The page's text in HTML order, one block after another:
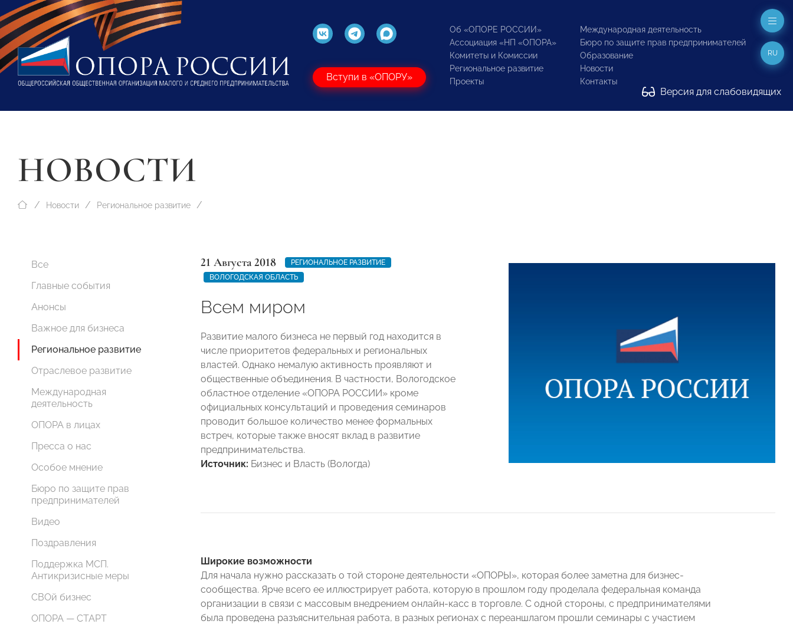
Вступи в «ОПОРУ»
Об «ОПОРЕ РОССИИ»
Ассоциация «НП «ОПОРА»
Комитеты и Комиссии
Региональное развитие
Проекты
Международная деятельность
Бюро по защите прав предпринимателей
Образование
Новости
Контакты
Версия для слабовидящих
RU
НОВОСТИ
Новости Региональное развитие
Все
Главные события
Анонсы
Важное для бизнеса
Региональное развитие
Отраслевое развитие
Международная
деятельность
ОПОРА в лицах
Пресса о нас
Особое мнение
Бюро по защите прав
предпринимателей
Видео
Поздравления
Поддержка МСП.
Антикризисные меры
СВОй бизнес
ОПОРА — СТАРТ
21 Августа 2018
РЕГИОНАЛЬНОЕ РАЗВИТИЕ
ВОЛОГОДСКАЯ ОБЛАСТЬ
Всем миром
Развитие малого бизнеса не первый год находится в
числе приоритетов федеральных и региональных
властей. Однако немалую активность проявляют и
общественные объединения. В частности, Вологодское
областное отделение «ОПОРА РОССИИ» кроме
официальных консультаций и проведения семинаров
проводит большое количество менее формальных
встреч, которые также вносят вклад в развитие
предпринимательства.
Источник: Бизнес и Власть (Вологда)
Широкие возможности
Для начала нужно рассказать о той стороне деятельности «ОПОРЫ», которая более заметна для бизнес-
сообщества. Ярче всего ее иллюстрирует работа, которую в прошлом году проделала федеральная команда
организации в связи с массовым внедрением онлайн-касс в торговле. С одной стороны, с предпринимателями
была проведена разъяснительная работа, в разных регионах с переаншлагом прошли семинары с участием